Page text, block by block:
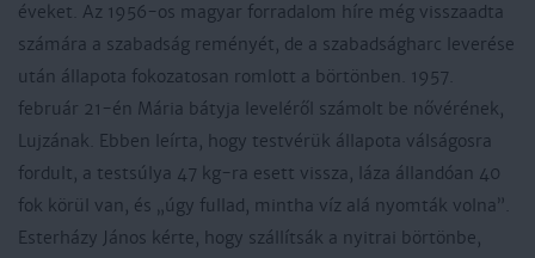
éveket. Az 1956-os magyar forradalom híre még visszaadta
számára a szabadság reményét, de a szabadságharc leverése
után állapota fokozatosan romlott a börtönben. 1957.
február 21-én Mária bátyja leveléről számolt be nővérének,
Lujzának. Ebben leírta, hogy testvérük állapota válságosra
fordult, a testsúlya 47 kg-ra esett vissza, láza állandóan 40
fok körül van, és „úgy fullad, mintha víz alá nyomták volna”.
Esterházy János kérte, hogy szállítsák a nyitrai börtönbe,